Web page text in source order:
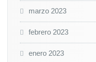
marzo 2023
febrero 2023
enero 2023